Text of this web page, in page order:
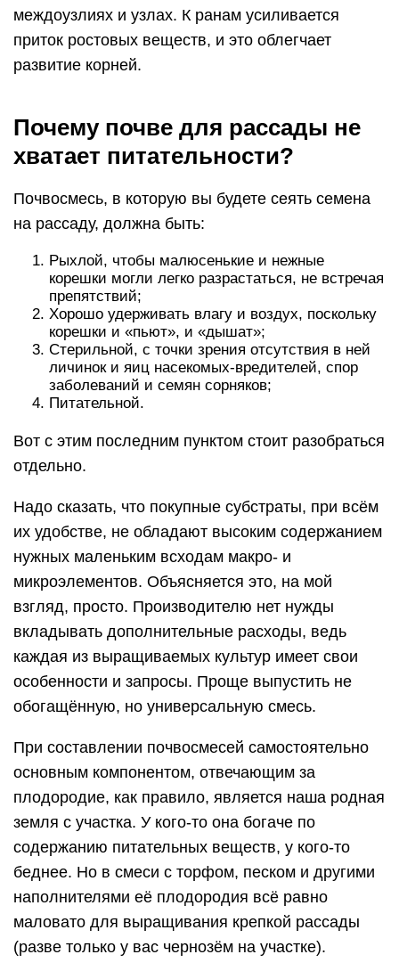
междоузлиях и узлах. К ранам усиливается
приток ростовых веществ, и это облегчает
развитие корней.
Почему почве для рассады не
хватает питательности?
Почвосмесь, в которую вы будете сеять семена
на рассаду, должна быть:
Рыхлой, чтобы малюсенькие и нежные
корешки могли легко разрастаться, не встречая
препятствий;
Хорошо удерживать влагу и воздух, поскольку
корешки и «пьют», и «дышат»;
Стерильной, с точки зрения отсутствия в ней
личинок и яиц насекомых-вредителей, спор
заболеваний и семян сорняков;
Питательной.
Вот с этим последним пунктом стоит разобраться
отдельно.
Надо сказать, что покупные субстраты, при всём
их удобстве, не обладают высоким содержанием
нужных маленьким всходам макро- и
микроэлементов. Объясняется это, на мой
взгляд, просто. Производителю нет нужды
вкладывать дополнительные расходы, ведь
каждая из выращиваемых культур имеет свои
особенности и запросы. Проще выпустить не
обогащённую, но универсальную смесь.
При составлении почвосмесей самостоятельно
основным компонентом, отвечающим за
плодородие, как правило, является наша родная
земля с участка. У кого-то она богаче по
содержанию питательных веществ, у кого-то
беднее. Но в смеси с торфом, песком и другими
наполнителями её плодородия всё равно
маловато для выращивания крепкой рассады
(разве только у вас чернозём на участке).